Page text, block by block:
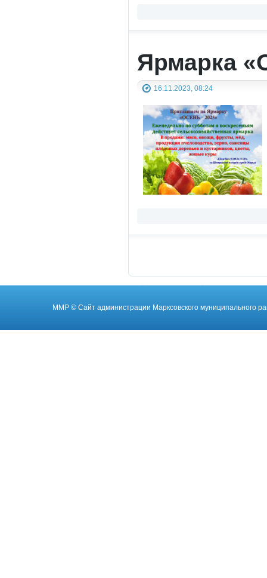
Ярмарка
16.11.2023, 08:24
ММР © Cайт администрации Марксовского муниципального